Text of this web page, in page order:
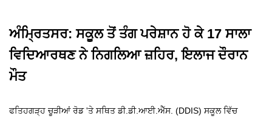
ਅੰਮ੍ਰਿਤਸਰ: ਸਕੂਲ ਤੋਂ ਤੰਗ ਪਰੇਸ਼ਾਨ ਹੋ ਕੇ 17 ਸਾਲਾ
ਵਿਦਿਆਰਥਣ ਨੇ ਨਿਗਲਿਆ ਜ਼ਹਿਰ, ਇਲਾਜ ਦੌਰਾਨ
ਮੌਤ
ਫਤਿਹਗੜ੍ਹ ਚੂੜੀਆਂ ਰੋਡ 'ਤੇ ਸਥਿਤ ਡੀ.ਡੀ.ਆਈ.ਐੱਸ. (DDIS) ਸਕੂਲ ਵਿੱਚ